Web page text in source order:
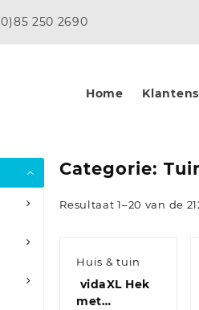
250 2690
Home
Categorie:
Resultaat 1–20 van de
Huis & tuin
vidaXL Hek
met